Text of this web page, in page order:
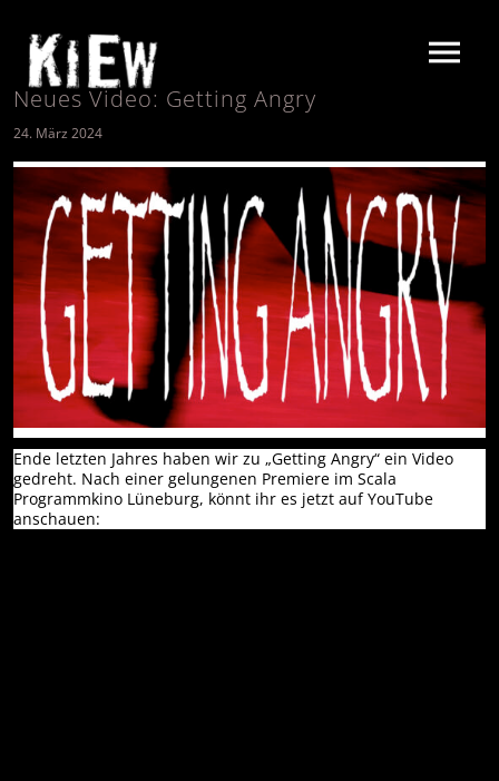
Neues Video: Getting Angry
24. März 2024
Ende letzten Jahres haben wir zu „Getting Angry“ ein Video
gedreht. Nach einer gelungenen Premiere im Scala
Programmkino Lüneburg, könnt ihr es jetzt auf YouTube
anschauen: